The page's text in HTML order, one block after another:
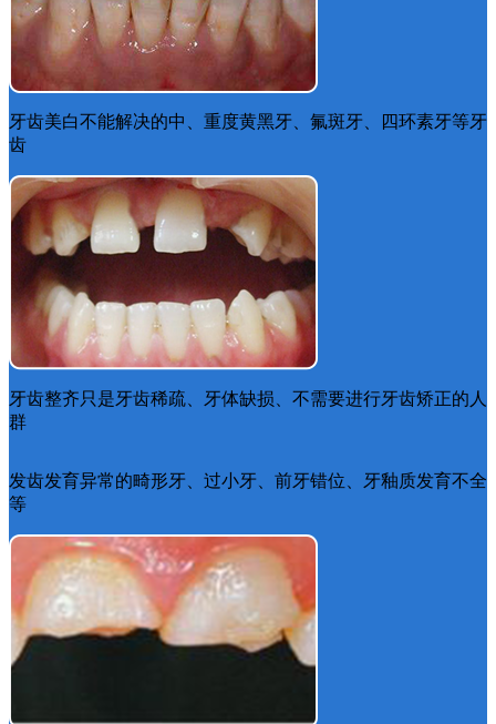
牙齿美白不能解决的中、重度黄黑牙、氟斑牙、四环素牙等牙
齿
牙齿整齐只是牙齿稀疏、牙体缺损、不需要进行牙齿矫正的人
群
发齿发育异常的畸形牙、过小牙、前牙错位、牙釉质发育不全
等